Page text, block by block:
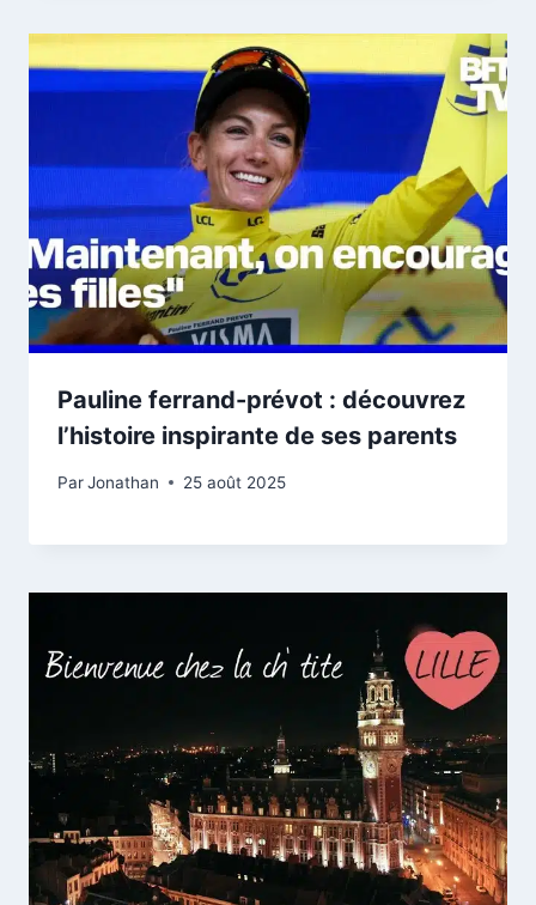
Pauline ferrand-prévot : découvrez
l’histoire inspirante de ses parents
ParJonathan 25 août 2025